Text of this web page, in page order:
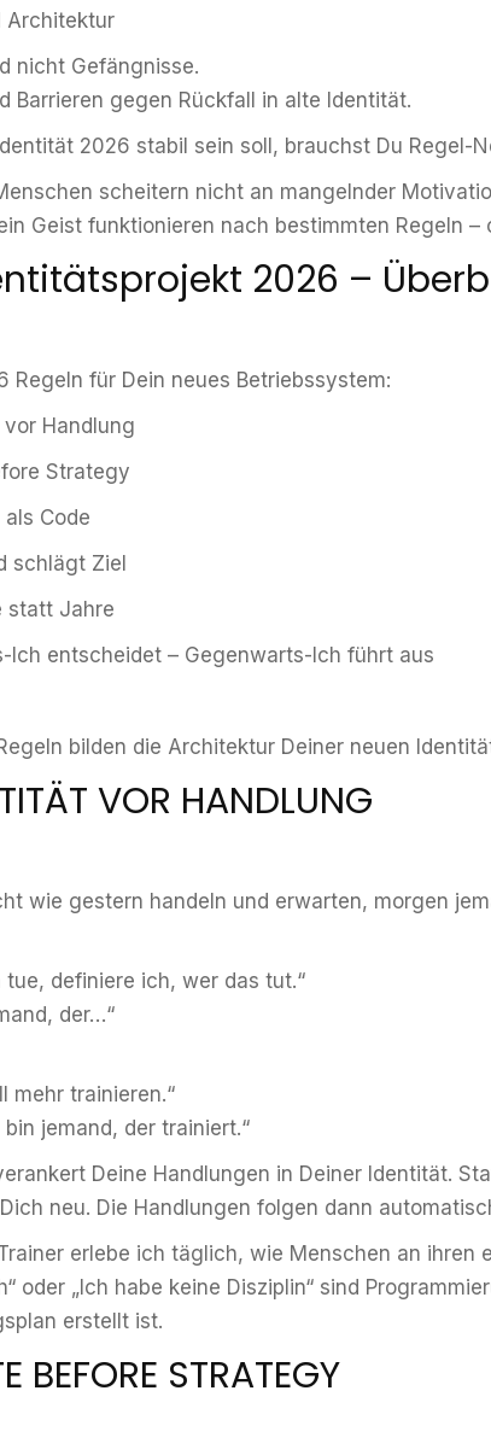
Architektur
nicht Gefängnisse.
Barrieren gegen Rückfall in alte Identität.
2026 stabil sein soll, brauchst Du
scheitern nicht an mangelnder
Geist funktionieren nach bestimmten Regeln
2026 –
Regeln für Dein neues Betriebssystem:
Handlung
Strategy
Code
schlägt Ziel
statt Jahre
Ich entscheidet – Gegenwarts-Ich führt aus
bilden die Architektur Deiner neuen
VOR HANDLUNG
wie gestern handeln und erwarten, morgen
tue, definiere ich, wer das tut.“
der…“
mehr trainieren.“
bin jemand, der trainiert.“
Deine Handlungen in Deiner Identität.
neu. Die Handlungen folgen dann
erlebe ich täglich, wie Menschen an
oder „Ich habe keine Disziplin“ sind
erstellt ist.
BEFORE STRATEGY